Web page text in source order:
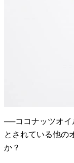
──ココナッツオイ
とされている他の
か？